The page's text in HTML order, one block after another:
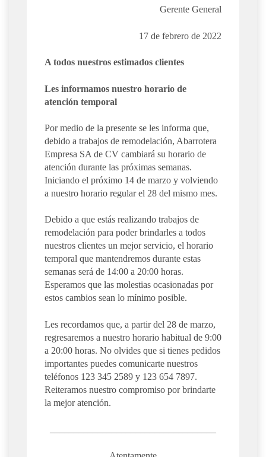
Gerente General
17 de febrero de 2022
A todos nuestros estimados clientes
Les informamos nuestro horario de
atención temporal
Por medio de la presente se les informa que,
debido a trabajos de remodelación, Abarrotera
Empresa SA de CV cambiará su horario de
atención durante las próximas semanas.
Iniciando el próximo 14 de marzo y volviendo
a nuestro horario regular el 28 del mismo mes.
Debido a que estás realizando trabajos de
remodelación para poder brindarles a todos
nuestros clientes un mejor servicio, el horario
temporal que mantendremos durante estas
semanas será de 14:00 a 20:00 horas.
Esperamos que las molestias ocasionadas por
estos cambios sean lo mínimo posible.
Les recordamos que, a partir del 28 de marzo,
regresaremos a nuestro horario habitual de 9:00
a 20:00 horas. No olvides que si tienes pedidos
importantes puedes comunicarte nuestros
teléfonos 123 345 2589 y 123 654 7897.
Reiteramos nuestro compromiso por brindarte
la mejor atención.